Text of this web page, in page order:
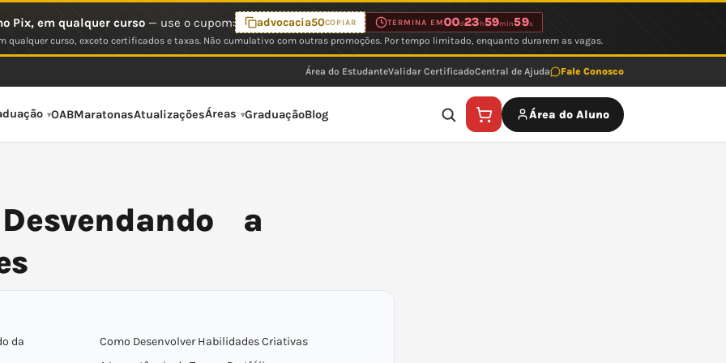
Pix, em qualquer curso— use o cupom: advocacia50COPIAR TERMINA EM00d23 h59min59s
qualquer curso, exceto certificados e taxas. Não cumulativo com outras promoções. Por tempo limitado, enquanto durarem as vagas.
Área do EstudanteValidar CertificadoCentral de Ajuda Fale Conosco
OABMaratonasAtualizaçõesÁreas GraduaçãoBlog Área do Aluno
a
da
Como Desenvolver Habilidades Criativas